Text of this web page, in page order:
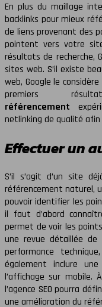
En plus du maillage
backlinks pour mieux
de liens provenant des
pointent vers votre
résultats de recherche,
sites web. S’il existe
web, Google le
premiers
référencement
netlinking de qualité afin
Effectuer un
S’il s’agit d’un site
référencement naturel,
pouvoir identifier les
il faut d’abord
permet de voir les
une revue détaillée de
performance
également inclure
l’affichage sur
l’agence SEO pourra
une amélioration du